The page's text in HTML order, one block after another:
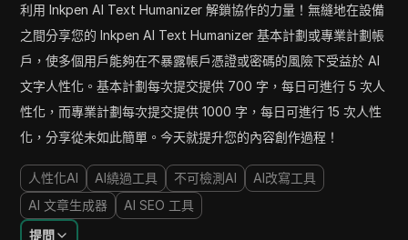
利用 Inkpen AI Text Humanizer 解鎖協作的力量！無縫地在設備
之間分享您的 Inkpen AI Text Humanizer 基本計劃或專業計劃帳
戶，使多個用戶能夠在不暴露帳戶憑證或密碼的風險下受益於 AI
文字人性化。基本計劃每次提交提供 700 字，每日可進行 5 次人
性化，而專業計劃每次提交提供 1000 字，每日可進行 15 次人性
化，分享從未如此簡單。今天就提升您的內容創作過程！
人性化AI AI繞過工具 不可檢測AI
AI改寫工具
AI 文章生成器
AI SEO 工具
提問